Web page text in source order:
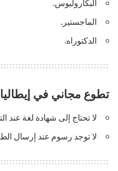
البكاروليوس.
الماجستير.
الدكتوراه.
تطوع مجاني في
لا تحتاج إلى شهادة لغة عند
لا توجد رسوم عند إرسال